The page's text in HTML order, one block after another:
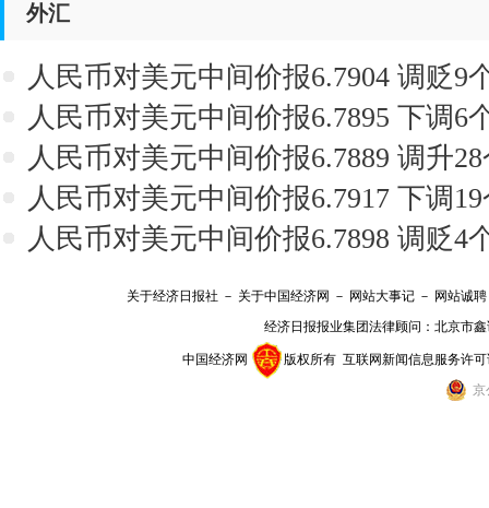
外汇
人民币对美元中间价报6.7904 调贬9
人民币对美元中间价报6.7895 下调6
人民币对美元中间价报6.7889 调升
人民币对美元中间价报6.7917 下调
人民币对美元中间价报6.7898 调贬4
关于经济日报社 － 关于中国经济网 － 网站大事记 － 网站诚聘
经济日报报业集团法律顾问： 北京市
中国经济网 版权所有互联网新闻信息服务许可
京